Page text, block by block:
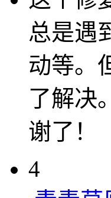
总是遇
动等。
了解决
谢了！
4